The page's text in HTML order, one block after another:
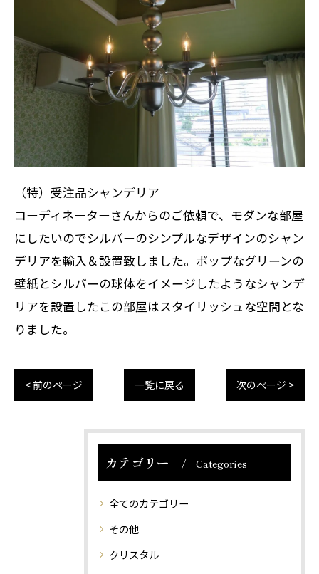
（特）受注品シャンデリア
コーディネーターさんからのご依頼で、モダンな部屋
にしたいのでシルバーのシンプルなデザインのシャン
デリアを輸入＆設置致しました。ポップなグリーンの
壁紙とシルバーの球体をイメージしたようなシャンデ
リアを設置したこの部屋はスタイリッシュな空間とな
りました。
< 前のページ 一覧に戻る 次のページ >
カテゴリー Categories
全てのカテゴリー
その他
クリスタル